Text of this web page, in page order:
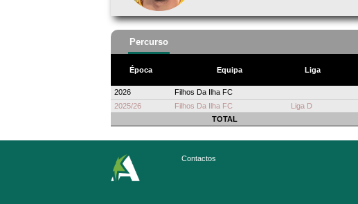
Percurso
Época Equipa Liga
2026
Filhos Da Ilha FC
2025/26
Filhos Da Ilha FC Liga D
TOTAL
Contactos